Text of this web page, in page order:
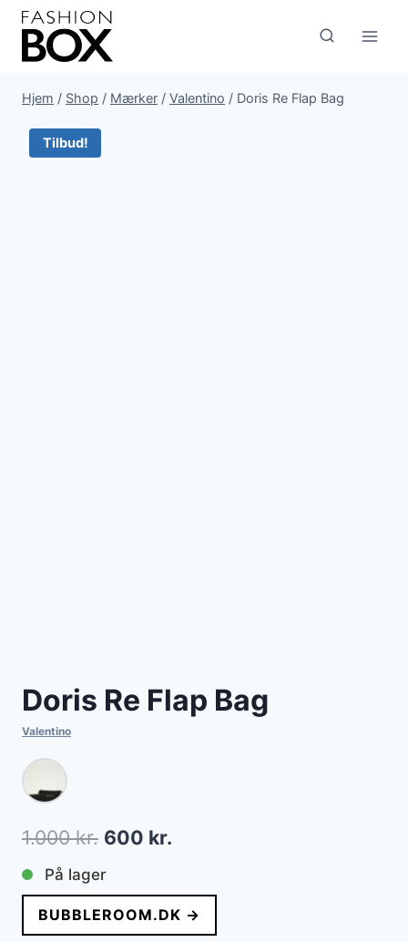
Fortsæt
indhold
Hjem / Shop / Mærker / Valentino / Doris Re Flap Bag
Tilbud!
Doris Re Flap Bag
Valentino
1.000kr. Den
oprindelige
pris
var:
600 kr.
pris
er:
På lager
BUBBLEROOM.DK →